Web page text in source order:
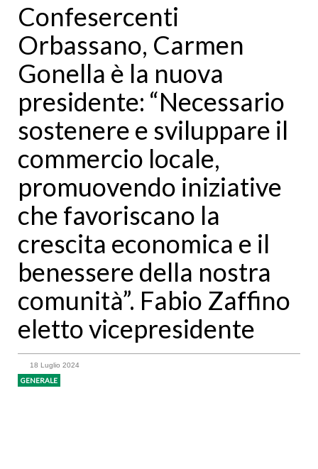
Confesercenti
Orbassano, Carmen
Gonella è la nuova
presidente: “Necessario
sostenere e sviluppare il
commercio locale,
promuovendo iniziative
che favoriscano la
crescita economica e il
benessere della nostra
comunità”. Fabio Zaffino
eletto vicepresidente
18 Luglio 2024
GENERALE